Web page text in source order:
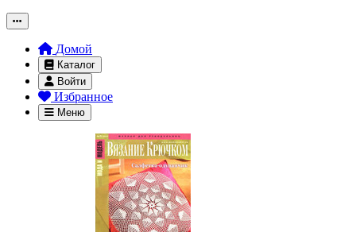
Домой
Каталог
Войти
Избранное
Меню